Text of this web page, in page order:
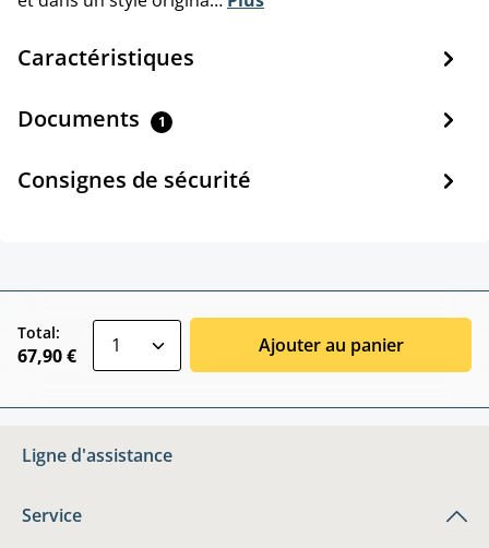
Caractéristiques
Documents 1
Consignes de sécurité
Total:
67,90 € Ajouter au panier
Ligne d'assistance
Service